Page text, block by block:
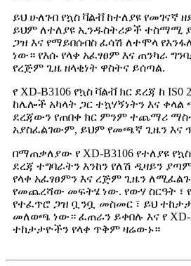
ይህ ሁለገብ የኳስ ቫልቭ ከተለያዩ የመገናኛ
ይህም ለተለያዩ ኢንዱስትሪዎች ተስማሚ
ጋዝ እና የማይበሰብስ ፈሳሽ ለተሞላ
ነው። የእሱ የላቀ አፈፃፀም እና ጠንካራ
የረጅም ጊዜ ዘላቂነት ዋስትና ይሰጣል.
የ XD-B3106 የኳስ ቫልቭ ክር ደረጃ ከ
ከሌሎች አካላት ጋር ተኳሃኝነትን እና ቀላል
ደረጃውን የጠበቀ ክር ምንም ተጨማሪ
አያስፈልገውም, ይህም የመጫኛ ጊዜን እና
በማጠቃለያው የ XD-B3106 የተለያዩ
ደረጃ ተግባራትን እንከን የለሽ ዲዛይን
የላቀ አፈፃፀምን እና ረጅም ጊዜን
የመጨረሻው መፍትሄ ነው. የውሃ ስርዓት ፣
የተፈጥሮ ጋዝ ቧንቧ መስመር ፣ ይህ
መለወጫ ነው። ፈጠራን ይቀበሉ እና የ XD-
ተከታታዮችን የላቀ ጥቅም ዛሬውኑ።